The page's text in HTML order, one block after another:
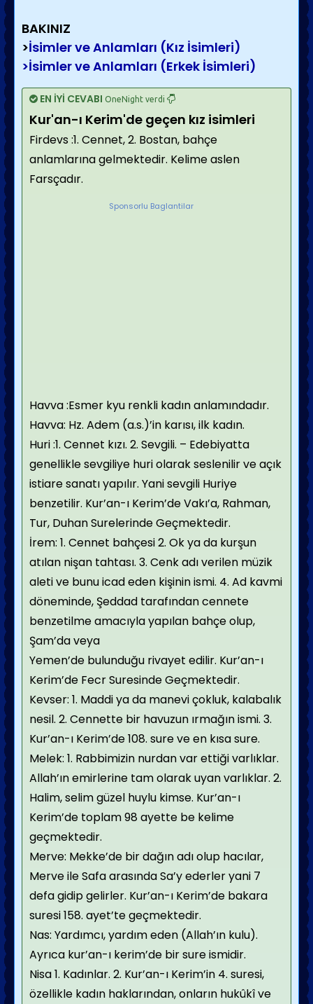
BAKINIZ
>İsimler ve Anlamları (Kız İsimleri)
>İsimler ve Anlamları (Erkek İsimleri)
EN İYİ CEVABI OneNight verdi
Kur'an-ı Kerim'de geçen kız isimleri
Firdevs :1. Cennet, 2. Bostan, bahçe
anlamlarına gelmektedir. Kelime aslen
Farsçadır.
Sponsorlu Baglantilar
Havva :Esmer kyu renkli kadın anlamındadır.
Havva: Hz. Adem (a.s.)’in karısı, ilk kadın.
Huri :1. Cennet kızı. 2. Sevgili. – Edebiyatta
genellikle sevgiliye huri olarak seslenilir ve açık
istiare sanatı yapılır. Yani sevgili Huriye
benzetilir. Kur’an-ı Kerim’de Vakı’a, Rahman,
Tur, Duhan Surelerinde Geçmektedir.
İrem: 1. Cennet bahçesi 2. Ok ya da kurşun
atılan nişan tahtası. 3. Cenk adı verilen müzik
aleti ve bunu icad eden kişinin ismi. 4. Ad kavmi
döneminde, Şeddad tarafından cennete
benzetilme amacıyla yapılan bahçe olup,
Şam’da veya
Yemen’de bulunduğu rivayet edilir. Kur’an-ı
Kerim’de Fecr Suresinde Geçmektedir.
Kevser: 1. Maddi ya da manevi çokluk, kalabalık
nesil. 2. Cennette bir havuzun ırmağın ismi. 3.
Kur’an-ı Kerim’de 108. sure ve en kısa sure.
Melek: 1. Rabbimizin nurdan var ettiği varlıklar.
Allah’ın emirlerine tam olarak uyan varlıklar. 2.
Halim, selim güzel huylu kimse. Kur’an-ı
Kerim’de toplam 98 ayette be kelime
geçmektedir.
Merve: Mekke’de bir dağın adı olup hacılar,
Merve ile Safa arasında Sa’y ederler yani 7
defa gidip gelirler. Kur’an-ı Kerim’de bakara
suresi 158. ayet’te geçmektedir.
Nas: Yardımcı, yardım eden (Allah’ın kulu).
Ayrıca kur’an-ı kerim’de bir sure ismidir.
Nisa 1. Kadınlar. 2. Kur’an-ı Kerim’in 4. suresi,
özellikle kadın haklarından, onların hukûkî ve